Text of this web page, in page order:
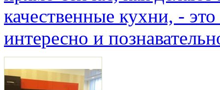
качественные кухни, -
интересно и